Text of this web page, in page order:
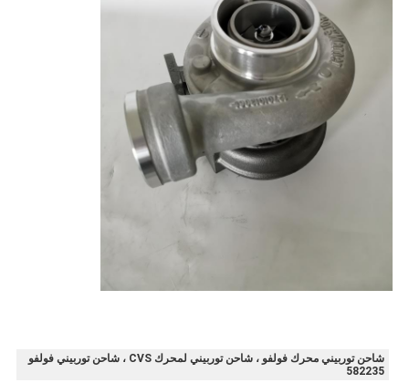
شاحن توربيني محرك فولفو ، شاحن توربيني لمحرك CVS ، شاحن توربيني فولفو
582235